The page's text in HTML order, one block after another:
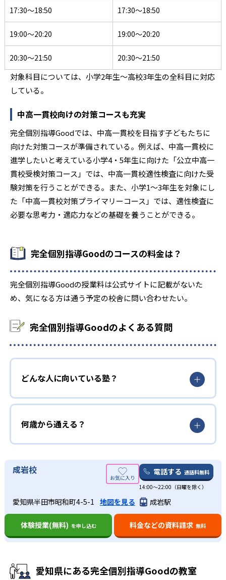
17:30〜18:50 17:30〜18:50
19:00〜20:20 19:00〜20:20
20:30〜21:50 20:30〜21:50
対象科目については、小学2年生〜高校3年生の全科目に対応
している。
中高一貫校向けの対策コースも充実
完全個別指導Goodでは、中高一貫校を目指す子どもたちに
向けた対策コースが準備されている。例えば、中高一貫校に
進学したいと考えている小学4・5年生に向けた「公立中高一
貫校受検対策コース」では、中高一貫校適性検査に向けた受
験対策を行うことができる。また、小学1〜3年生を対象にし
た「中高一貫校対策プライマリーコース」では、適性検査に
必要な思考力・適応力などの基礎を養うことができる。
完全個別指導Goodのコースの料金は？
完全個別指導Goodの授業料は公式サイトに記載がないた
め、気になる方は通う予定の校舎に問い合わせたい。
完全個別指導Goodのよくある質問
どんな人に向いている塾？
何歳から通える？
成岩校 電話する 通話料無料
14:00〜22:00（日曜を除く）
愛知県半田市昭和町4-5-1 地図を見る 成岩駅
体験授業(無料) を申し込む 料金などの資料請求 無料
愛知県にある完全個別指導Goodの教室